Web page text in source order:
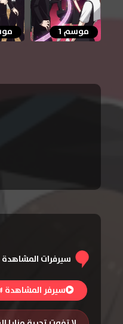
موسم 1
سيرفرات المشاهدة
سيرفر المشاهدة